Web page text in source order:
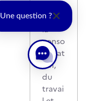
ce, de
la
conso
mmat
ion,
du
travai
Une question ?